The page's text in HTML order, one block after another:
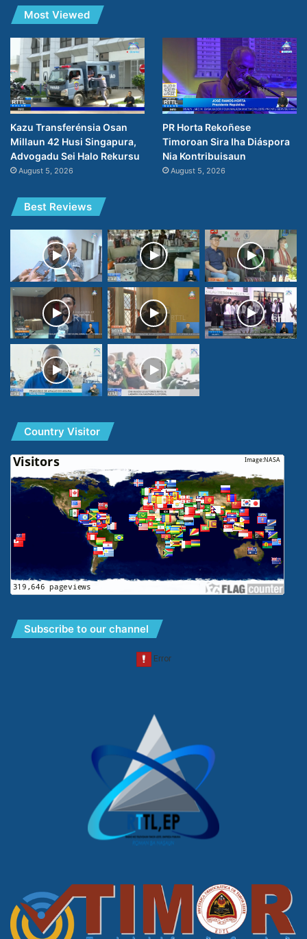
Most Viewed
Kazu Transferénsia Osan
Millaun 42 Husi Singapura,
Advogadu Sei Halo Rekursu
August 5, 2026
PR Horta Rekoñese
Timoroan Sira Iha Diáspora
Nia Kontribuisaun
August 5, 2026
Best Reviews
Country Visitor
Subscribe to our channel